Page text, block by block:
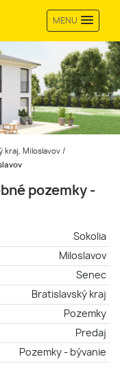
MENU
kraj, Miloslavov /
pozemky -
Sokolia
Miloslavov
Senec
Bratislavský kraj
Pozemky
Predaj
Pozemky - bývanie